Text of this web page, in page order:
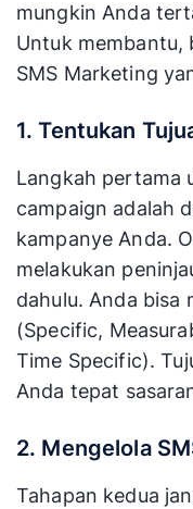
mungkin Anda
Untuk membantu,
SMS Marketing
1. Tentukan
Langkah pertama
campaign adalah
kampanye Anda.
melakukan
dahulu. Anda bisa
(Specific,
Time Specific).
Anda tepat
2. Mengelola
Tahapan kedua